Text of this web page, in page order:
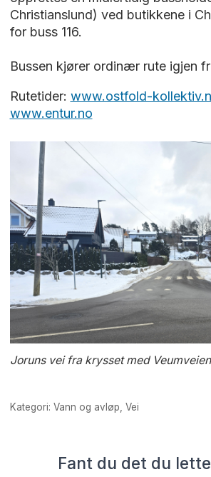
Christianslund) ved butikkene i
for buss 116.
Bussen kjører ordinær rute igjen
Rutetider: www.ostfold-
www.entur.no
Joruns vei fra krysset med Veumveien
Kategori: Vann og avløp, Vei
Fant du det du